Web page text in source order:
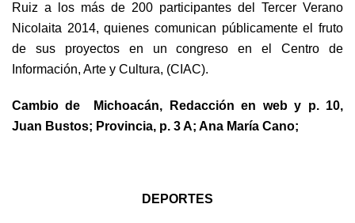
Ruiz a los más de 200 participantes del Tercer Verano
Nicolaita 2014, quienes comunican públicamente el fruto
de sus proyectos en un congreso en el Centro de
Información, Arte y Cultura, (CIAC).
Cambio de Michoacán, Redacción en web y p. 10,
Juan Bustos; Provincia, p. 3 A; Ana María Cano;
DEPORTES